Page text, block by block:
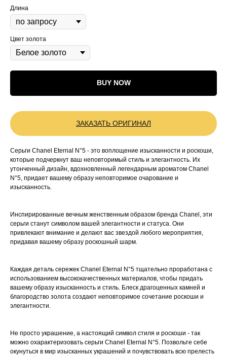
Длина
Цвет золота
BUY NOW
ЗАКАЗАТЬ ОРИГИНАЛ
Серьги Chanel Eternal N°5 - это воплощение изысканности и роскоши,
которые подчеркнут ваш неповторимый стиль и элегантность. Их
утонченный дизайн, вдохновленный легендарным ароматом Chanel
N°5, придает вашему образу неповторимое очарование и
изысканность.
Инспирированные вечным женственным образом бренда Chanel, эти
серьги станут символом вашей элегантности и статуса. Они
привлекают внимание и делают вас звездой любого мероприятия,
придавая вашему образу роскошный шарм.
Каждая деталь сережек Chanel Eternal N°5 тщательно проработана с
использованием высококачественных материалов, чтобы придать
вашему образу изысканность и стиль. Блеск драгоценных камней и
благородство золота создают неповторимое сочетание роскоши и
элегантности.
Не просто украшение, а настоящий символ стиля и роскоши - так
можно охарактеризовать серьги Chanel Eternal N°5. Позвольте себе
окунуться в мир изысканных украшений и почувствовать всю прелесть